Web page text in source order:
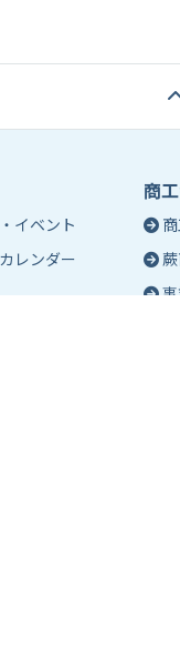
イベント
レンダー
商